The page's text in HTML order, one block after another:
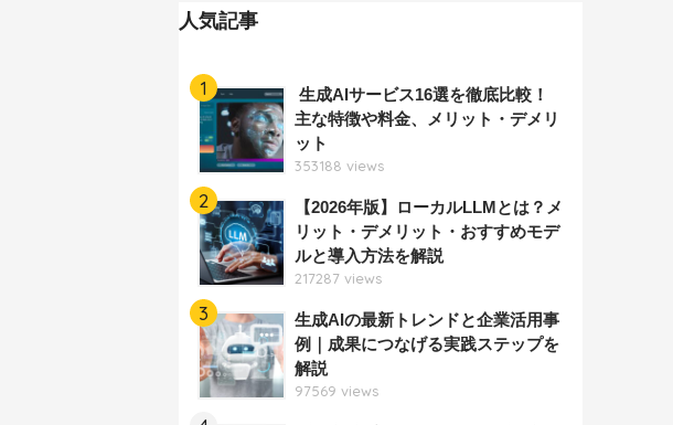
人気記事
1
生成AIサービス16選を徹底比較！
主な特徴や料金、メリット・デメリ
ット
353188 views
2
【2026年版】ローカルLLMとは？メ
リット・デメリット・おすすめモデ
ルと導入方法を解説
217287 views
3
生成AIの最新トレンドと企業活用事
例｜成果につなげる実践ステップを
解説
97569 views